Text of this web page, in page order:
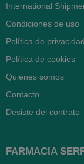
International
Condiciones de uso
Política de privacidad
Política de cookies
Quiénes somos
Contacto
Desiste del contrato
FARMACIA